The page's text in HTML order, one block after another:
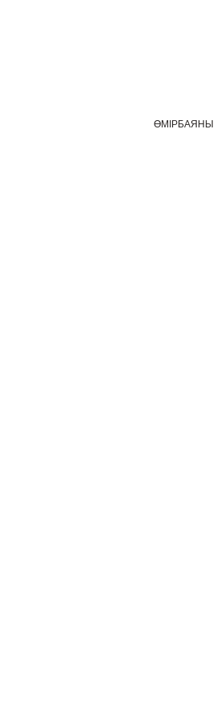
ӨМІРБАЯНЫ